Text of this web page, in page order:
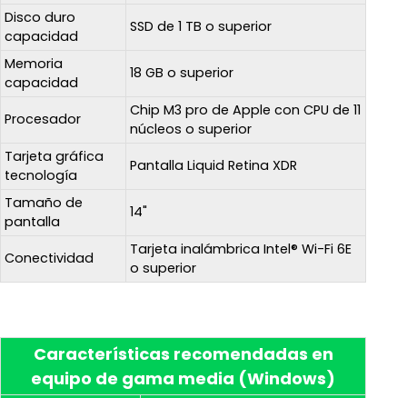
Disco duro
capacidad
SSD de 1 TB o superior
Memoria
capacidad
18 GB o superior
Procesador
Chip M3 pro de Apple con CPU de 11
núcleos o superior
Tarjeta gráfica
tecnología
Pantalla Liquid Retina XDR
Tamaño de
pantalla
14"
Conectividad
Tarjeta inalámbrica Intel® Wi-Fi 6E
o superior
Características recomendadas en
equipo de gama media (Windows)